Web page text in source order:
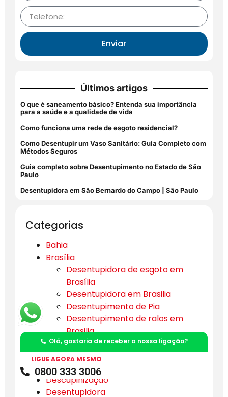
Enviar
Últimos artigos
O que é saneamento básico? Entenda sua importância
para a saúde e a qualidade de vida
Como funciona uma rede de esgoto residencial?
Como Desentupir um Vaso Sanitário: Guia Completo com
Métodos Seguros
Guia completo sobre Desentupimento no Estado de São
Paulo
Desentupidora em São Bernardo do Campo | São Paulo
Categorias
Bahia
Brasília
Desentupidora de esgoto em
Brasília
Desentupidora em Brasilia
Desentupimento de Pia
Desentupimento de ralos em
Brasilia
Encanador em Brasília
Limpeza de fossa em Brasilia
Dedetização
Descupinização
Desentupidora
Olá, gostaria de receber a nossa ligação?
LIGUE AGORA MESMO
0800 333 3006